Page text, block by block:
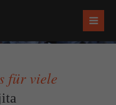
für viele